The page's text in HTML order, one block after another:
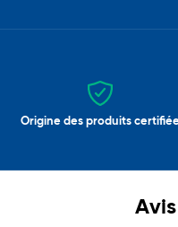
Origine des produits